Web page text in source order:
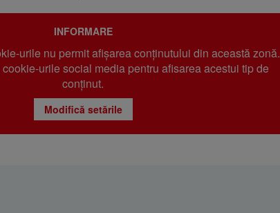
INFORMARE
urile nu permit afișarea conținutului din această zonă.
urile social media pentru afisarea acestui tip de
conținut.
Modifică setările